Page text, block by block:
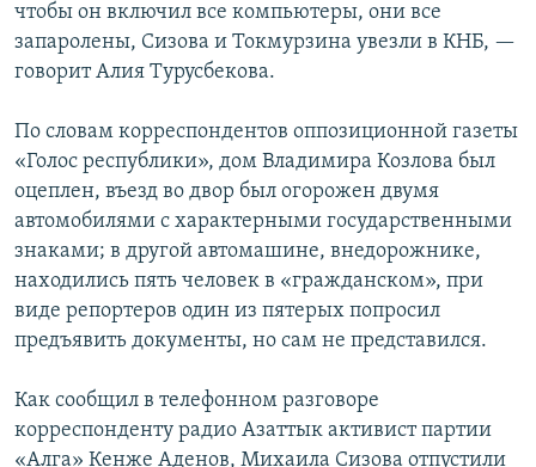
чтобы он включил все компьютеры, они все
запаролены, Сизова и Токмурзина увезли в КНБ, —
говорит Алия Турусбекова.
По словам корреспондентов оппозиционной газеты
«Голос республики», дом Владимира Козлова был
оцеплен, въезд во двор был огорожен двумя
автомобилями с характерными государственными
знаками; в другой автомашине, внедорожнике,
находились пять человек в «гражданском», при
виде репортеров один из пятерых попросил
предъявить документы, но сам не представился.
Как сообщил в телефонном разговоре
корреспонденту радио Азаттык активист партии
«Алга» Кенже Аденов, Михаила Сизова отпустили